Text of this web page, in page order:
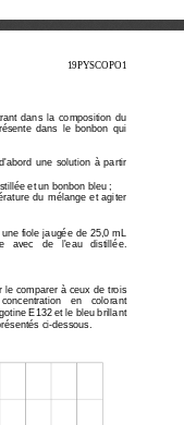
19PYSCOPO1
dans  la  composition  du
ésente  dans  le  bonbon  qui
une  solution  à  partir
et un bonbon bleu ;
ature  du  mélange  et  agiter
fiole jaugée de 25,0 mL
avec
   de   l'eau   distillée.
le comparer à ceux de trois
entration    en    colorant
E132 et le bleu brillant
ci-dessous.